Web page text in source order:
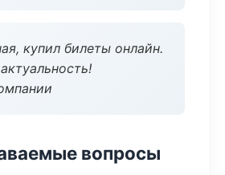
купил билеты онлайн.
вопросы